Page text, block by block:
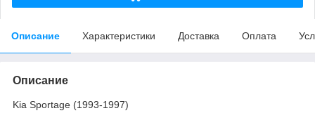
Описание Характеристики Доставка Оплата
Описание
Kia Sportage (1993-1997)